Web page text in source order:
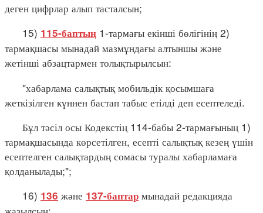
деген цифрлар алып тасталсын;
15) 115-баптың 1-тармағы екінші бөлігінің 2)
тармақшасы мынадай мазмұндағы алтыншы және
жетінші абзацтармен толықтырылсын:
"хабарлама салықтық мобильдік қосымшаға
жеткізілген күннен бастап табыс етілді деп есептеледі.
Бұл тәсіл осы Кодекстің 114-бабы 2-тармағының 1)
тармақшасында көрсетілген, есепті салықтық кезең үшін
есептелген салықтардың сомасы туралы хабарламаға
қолданылады;";
16) 136 және 137-баптар мынадай редакцияда